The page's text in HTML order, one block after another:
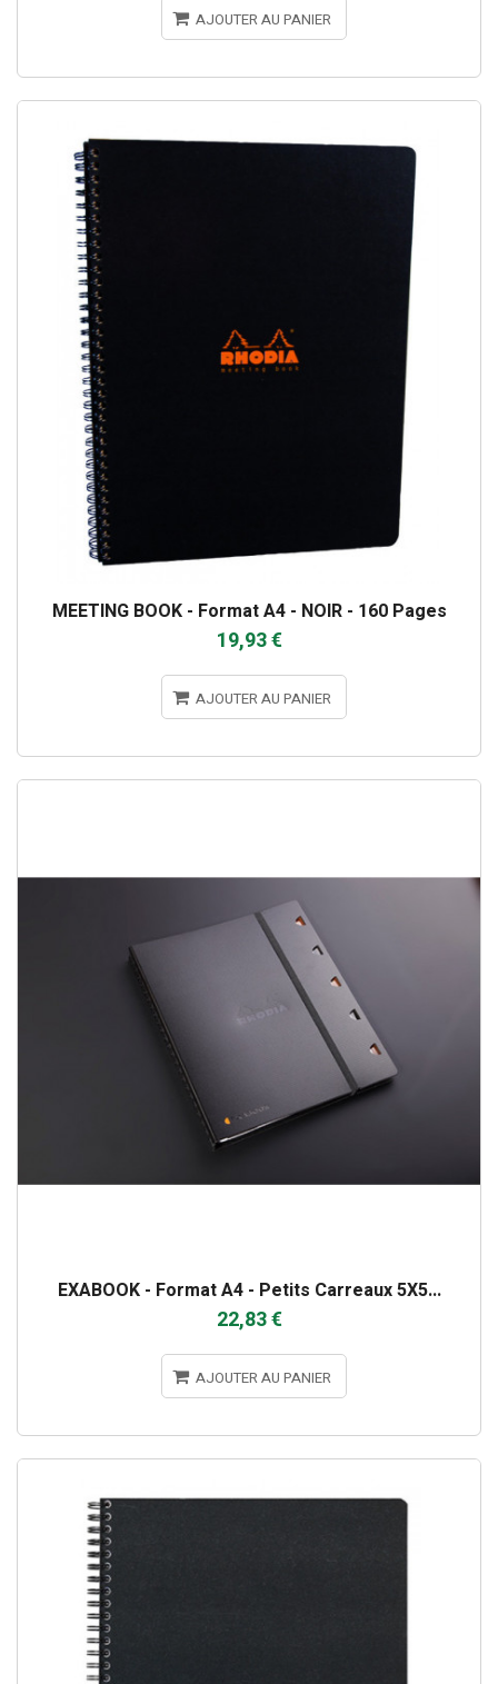
AJOUTER AU PANIER
MEETING BOOK - Format A4 - NOIR - 160 Pages
19,93 €
AJOUTER AU PANIER
EXABOOK - Format A4 - Petits Carreaux 5X5...
22,83 €
AJOUTER AU PANIER